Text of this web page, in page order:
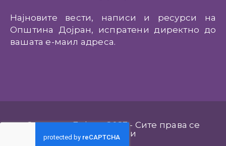
Најновите вести, написи и ресурси на
Општина Дојран, испратени директно до
вашата е-маил адреса.
Општина Дојран 2023 - Сите права се
задржани